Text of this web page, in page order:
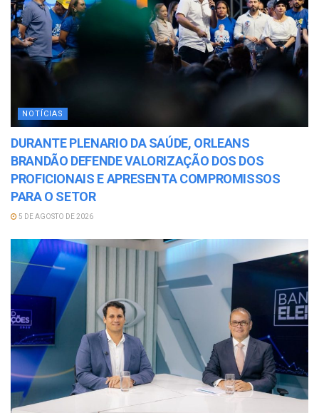
NOTÍCIAS
DURANTE PLENARIO DA SAÚDE, ORLEANS
BRANDÃO DEFENDE VALORIZAÇÃO DOS DOS
PROFICIONAIS E APRESENTA COMPROMISSOS
PARA O SETOR
5 DE AGOSTO DE 2026